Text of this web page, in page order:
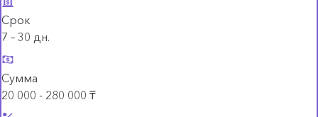
Срок
7 – 30 дн.
Сумма
20 000 - 280 000 ₸